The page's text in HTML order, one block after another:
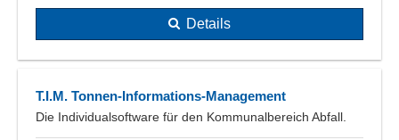
Details
T.I.M. Tonnen-Informations-Management
Die Individualsoftware für den Kommunalbereich Abfall.